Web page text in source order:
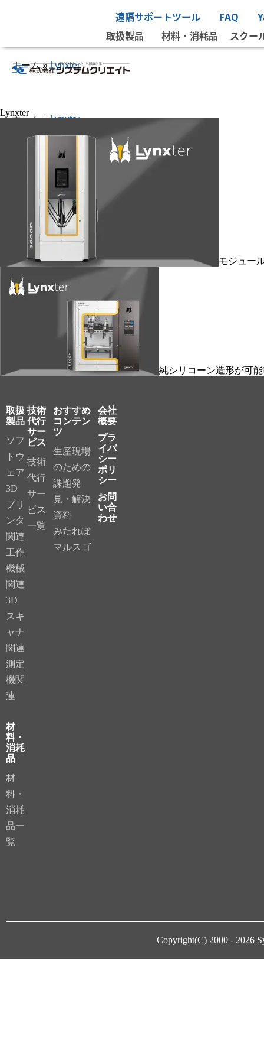
遠隔サポートツール FAQ
取扱製品
材料・消耗品 スクー
ホーム»Lynxter
ホーム»Lynxter
Lynxter
モジュー
純シリコーン造形が可能
取扱
製品
ソフ
トウ
ェア
3D
プリ
ンタ
関連
工作
機械
関連
3D
スキ
ャナ
関連
測定
機関
連
材
料・
消耗
品
材
料・
消耗
品一
覧
技術
代行
サー
ビス
技術
代行
サー
ビス
一覧
おすすめ
コンテン
ツ
生産現場
のための
課題発
見・解決
資料
みたれぽ
マルスゴ
会社
概要
プラ
イバ
シー
ポリ
シー
お問
い合
わせ
Copyright(C) 2000 - 2026